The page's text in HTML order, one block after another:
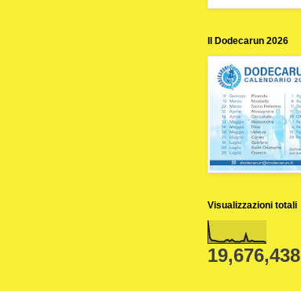
Il Dodecarun 2026
Visualizzazioni totali
19,676,438